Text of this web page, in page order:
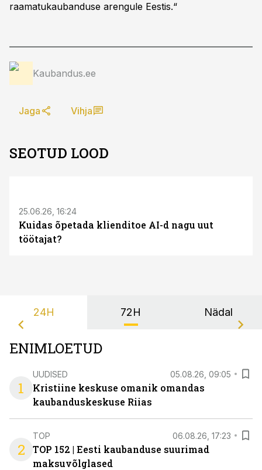
raamatukaubanduse arengule Eestis.“
Kaubandus.ee
Jaga Vihja
SEOTUD LOOD
25.06.26, 16:24
Kuidas õpetada klienditoe AI-d nagu uut
töötajat?
24H 72H Nädal
ENIMLOETUD
1
UUDISED 05.08.26, 09:05
Kristiine keskuse omanik omandas
kaubanduskeskuse Riias
2
TOP 06.08.26, 17:23
TOP 152 | Eesti kaubanduse suurimad
maksuvõlglased